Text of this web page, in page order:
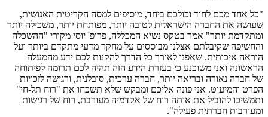
"כל אחד מכם לחוד וכולכם ביחד, מוסיפים למסה הקריטית האנושית,
שעושה את החברה הישראלית לטובה יותר, מפותחת יותר, משכילה יותר
ומתקדמת יותר" אמר בטקס נשיא המכללה, פרופ' יוסי מקורי "ההשכלה
והחשיפה שקיבלתם אצלנו מבוססים על מחקר מדעי מתקדם ביותר ועל
הוראה איכותית. שאפנו לאורך כל הדרך להקנות לכם ידע מהמעלה
הראשונה ואני משוכנע כי בעזרת הידע הזה תהיה לכם תרומה לפיתוחה
של חברה נאורה ובריאה יותר, חברה ערכית, סובלנית, ורגישה לזכויות
הפרט והמיעוט. אני פונה אליכם ומבקש שלא תשכחו את "רוח תל-חי"
ותמשיכו להוביל את אותה רוח של אקדמיה מעורבת, רוח של רגישות
ומעורבות חברתית פעילה".